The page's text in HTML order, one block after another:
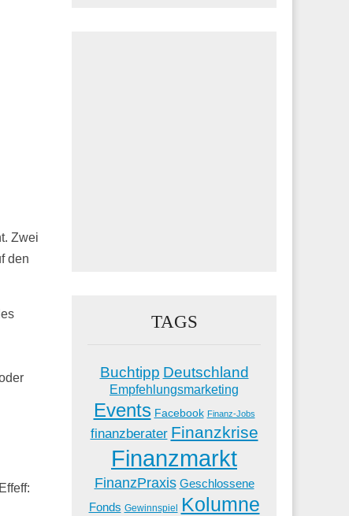
Zwei
den
TAGS
Buchtipp Deutschland
Empfehlungsmarketing
Events Facebook Finanz-Jobs
finanzberater Finanzkrise
Finanzmarkt
FinanzPraxis Geschlossene
Fonds Gewinnspiel Kolumne